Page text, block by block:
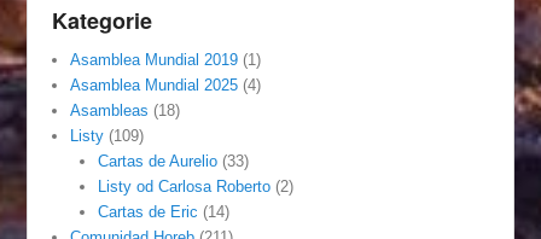
Kategorie
Asamblea Mundial 2019 (1)
Asamblea Mundial 2025 (4)
Asambleas (18)
Listy (109)
Cartas de Aurelio(33)
Listy od Carlosa Roberto(2)
Cartas de Eric (14)